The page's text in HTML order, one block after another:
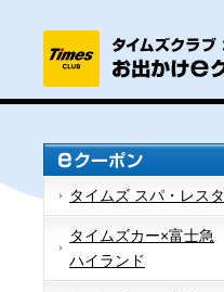
タイムズ スパ・レスタ
タイムズカー×富士急
ハイランド